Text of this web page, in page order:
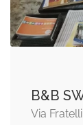
B&B
Via